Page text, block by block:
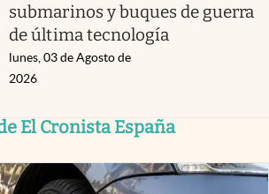
submarinos y buques de guerra
de última tecnología
lunes, 03 de Agosto de
2026
El Cronista España